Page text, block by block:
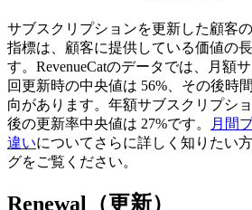
サブスクリプションを更新した顧客
指標は、顧客に提供している価値の
す。 RevenueCatのデータでは、
月額
回更新時の中央値は 56%、その後時
向があります。 年額サブスクリプシ
後の更新率中央値は 27%です。
月間
違いについてさらに詳しく知りたい方
グをご覧ください。
Renewal（更新）